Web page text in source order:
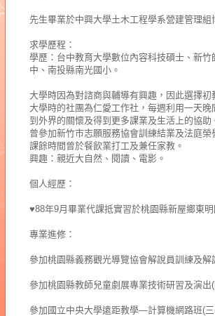
先生畢業於中興大學土木工程學系營建管理組
求學歷程：
學歷：台中教育大學數位內容科技碩士、新
中、南投縣南光國小。
大學時因為對諮商與輔導有興趣，因此選擇初
大學時的社團為仁愛工作社，每週利用一天
到外界的關懷及得到更多課業及生活上的協助
曾參加新竹市志願服務協會訓練結業及法庭榮
課餘時間曾於餐飲業打工及兼任家教。
興趣：親近大自然、閱讀、電影。
個人經歷：
♥88年9月畢業代課抵實習於桃園縣新屋鄉東
專業進修：
參加桃園縣義務觀光導覽協會解說員訓練及解
參加桃園縣教師兒童劇展專業技術研習及演出(
參加國立中央大學遠距教學—計算機網路班(三